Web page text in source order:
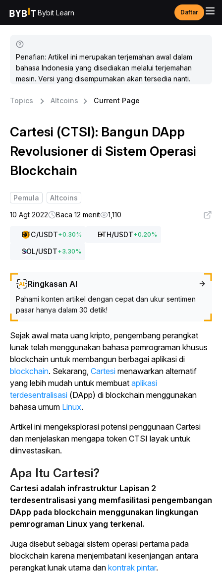
Bybit Learn Daftar
Penafian: Artikel ini merupakan terjemahan awal dalam
bahasa Indonesia yang disediakan melalui terjemahan
mesin. Versi yang disempurnakan akan tersedia nanti.
Topics Altcoins Current Page
Cartesi (CTSI): Bangun DApp
Revolusioner di Sistem Operasi
Blockchain
Pemula
Altcoins
10 Agt 2022
Baca 12 menit 1,110
BTC/USDT+0.30% ETH/USDT+0.20%
SOL/USDT+3.30%
Ringkasan AI
Pahami konten artikel dengan cepat dan ukur sentimen
pasar hanya dalam 30 detik!
Sejak awal mata uang kripto, pengembang perangkat
lunak telah menggunakan bahasa pemrograman khusus
blockchain untuk membangun berbagai aplikasi di
blockchain. Sekarang, Cartesi menawarkan alternatif
yang lebih mudah untuk membuat aplikasi
terdesentralisasi (DApp) di blockchain menggunakan
bahasa umum Linux.
Artikel ini mengeksplorasi potensi penggunaan Cartesi
dan menjelaskan mengapa token CTSI layak untuk
diinvestasikan.
Apa Itu Cartesi?
Cartesi adalah infrastruktur Lapisan 2
terdesentralisasi yang memfasilitasi pengembangan
DApp pada blockchain menggunakan lingkungan
pemrograman Linux yang terkenal.
Juga disebut sebagai sistem operasi pertama pada
blockchain karena menjembatani kesenjangan antara
perangkat lunak utama dan kontrak pintar.